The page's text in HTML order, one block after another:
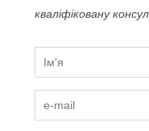
кваліфіковану